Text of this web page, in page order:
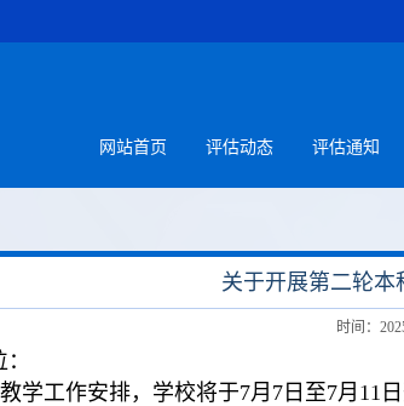
网站首页 评估动态 评估通知
关于开展第二轮本
时间：
学工作安排，学校将于7月7日至7月11